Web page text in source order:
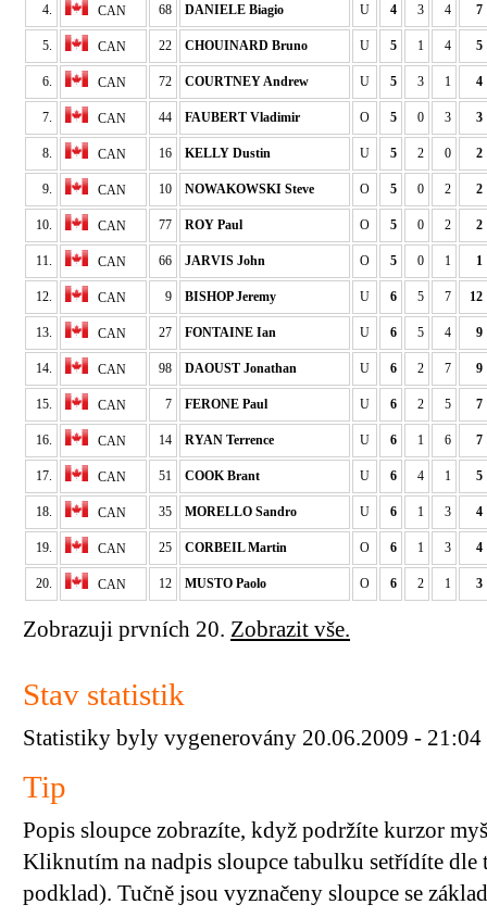
4. CAN 68 DANIELE Biagio U 4 3 4 7
5. CAN 22 CHOUINARD Bruno U 5 1 4 5
6. CAN 72 COURTNEY Andrew U 5 3 1 4
7. CAN 44 FAUBERT Vladimir O 5 0 3 3
8. CAN 16 KELLY Dustin U 5 2 0 2
9. CAN 10 NOWAKOWSKI Steve O 5 0 2 2
10. CAN 77 ROY Paul O 5 0 2 2
11. CAN 66 JARVIS John O 5 0 1 1
12. CAN 9 BISHOP Jeremy U 6 5 7 12
13. CAN 27 FONTAINE Ian U 6 5 4 9
14. CAN 98 DAOUST Jonathan U 6 2 7 9
15. CAN 7 FERONE Paul U 6 2 5 7
16. CAN 14 RYAN Terrence U 6 1 6 7
17. CAN 51 COOK Brant U 6 4 1 5
18. CAN 35 MORELLO Sandro U 6 1 3 4
19. CAN 25 CORBEIL Martin O 6 1 3 4
20. CAN 12 MUSTO Paolo O 6 2 1 3
Zobrazuji prvních 20. Zobrazit vše.
Stav statistik
Statistiky byly vygenerovány 20.06.2009 - 21:04
Tip
Popis sloupce zobrazíte, když podržíte kurzor
Kliknutím na nadpis sloupce tabulku setřídíte dle
podklad). Tučně jsou vyznačeny sloupce se